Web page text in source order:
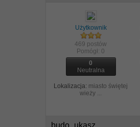
Użytkownik
469 postów
Pomógł: 0
0
Neutralna
Lokalizacja: miasto świętej
wieży ...
budo_ukasz